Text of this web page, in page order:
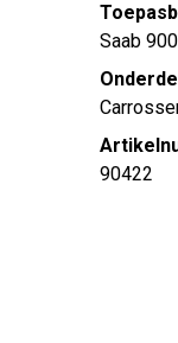
Saab
90422